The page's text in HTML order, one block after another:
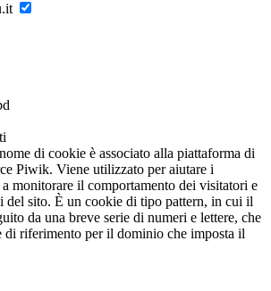
di cookie è associato alla piattaforma di
Piwik. Viene utilizzato per aiutare i
monitorare il comportamento dei visitatori e
del sito. È un cookie di tipo pattern, in cui il
da una breve serie di numeri e lettere, che
di riferimento per il dominio che imposta il